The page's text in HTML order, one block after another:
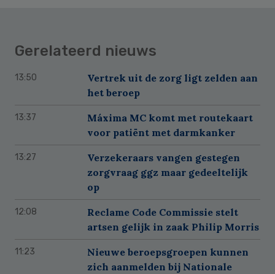
Gerelateerd nieuws
13:50
Vertrek uit de zorg ligt zelden aan
het beroep
13:37
Máxima MC komt met routekaart
voor patiënt met darmkanker
13:27
Verzekeraars vangen gestegen
zorgvraag ggz maar gedeeltelijk
op
12:08
Reclame Code Commissie stelt
artsen gelijk in zaak Philip Morris
11:23
Nieuwe beroepsgroepen kunnen
zich aanmelden bij Nationale